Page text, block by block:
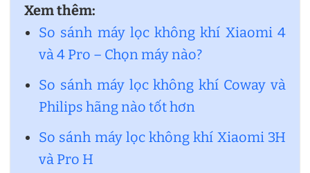
Xem thêm:
So sánh máy lọc không khí Xiaomi 4
và 4 Pro – Chọn máy nào?
So sánh máy lọc không khí Coway và
Philips hãng nào tốt hơn
So sánh máy lọc không khí Xiaomi 3H
và Pro H